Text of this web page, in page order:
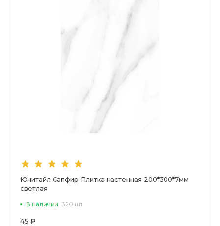
Юнитайл Сапфир Плитка настенная 200*300*7мм
светлая
В наличии 320 шт
45 ₽